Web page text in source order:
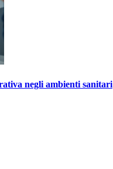
negli ambienti sanitari